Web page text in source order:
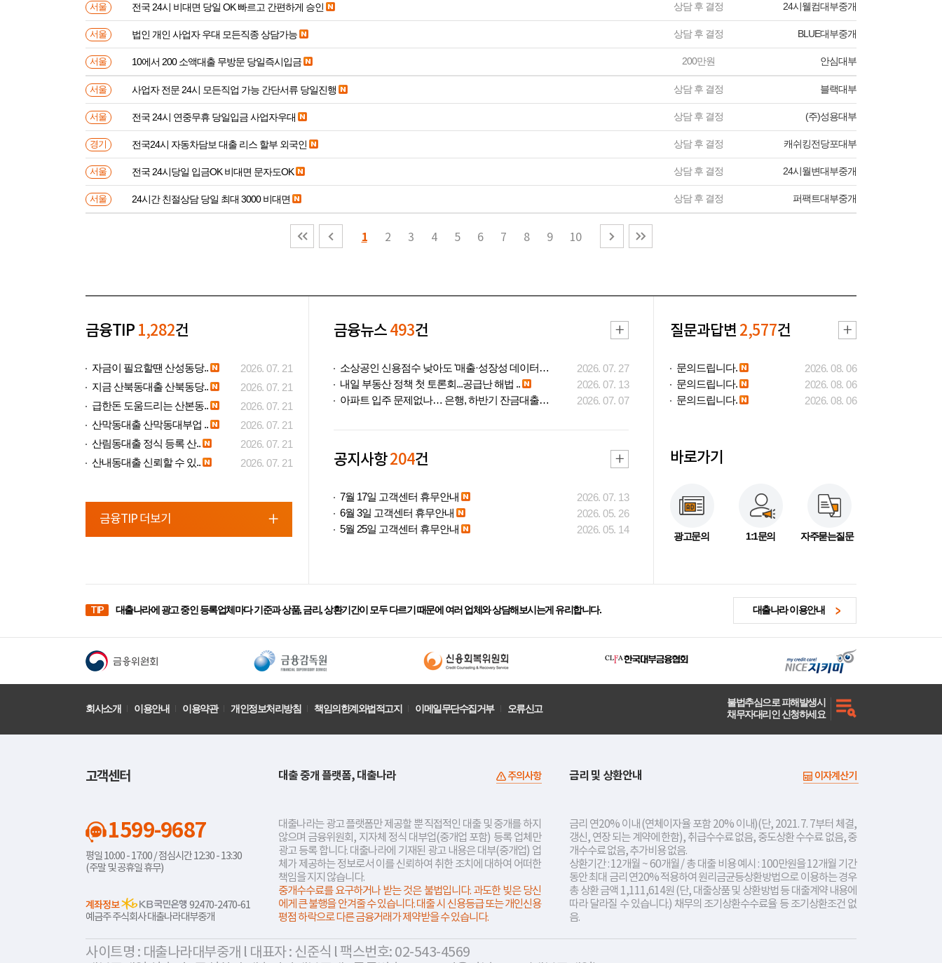
서울 전국 24시 비대면 당일 OK 빠르고 간편하게 승인 상담 후 결정 24시웰컴대부중개
서울 법인 개인 사업자 우대 모든직종 상담가능 상담 후 결정 BLUE대부중개
서울 10에서 200 소액대출 무방문 당일즉시입금 200만원 안심대부
서울 사업자 전문 24시 모든직업 가능 간단서류 당일진행 상담 후 결정 블랙대부
서울 전국 24시 연중무휴 당일입금 사업자우대 상담 후 결정 (주)성용대부
경기 전국24시 자동차담보 대출 리스 할부 외국인 상담 후 결정 캐쉬킹전당포대부
서울 전국 24시당일 입금OK 비대면 문자도OK 상담 후 결정 24시월변대부중개
서울 24시간 친절상담 당일 최대 3000 비대면 상담 후 결정 퍼팩트대부중개
1 2 3 4 5 6 7 8 9 10
금융TIP 1,282건
자금이 필요할땐 산성동당..
2026. 07. 21
지금 산북동대출 산북동당..
2026. 07. 21
급한돈 도움드리는 산본동..
2026. 07. 21
산막동대출 산막동대부업 ..
2026. 07. 21
산림동대출 정식 등록 산..
2026. 07. 21
산내동대출 신뢰할 수 있..
2026. 07. 21
금융TIP 더보기
금융뉴스493건
소상공인 신용점수 낮아도 '매출·성장성 데이터..
2026. 07. 27
내일 부동산 정책 첫 토론회...공급난 해법 ..
2026. 07. 13
아파트 입주 문제없나… 은행, 하반기 잔금대출..
2026. 07. 07
공지사항204건
7월 17일 고객센터 휴무안내
2026. 07. 13
6월 3일 고객센터 휴무안내
2026. 05. 26
5월 25일 고객센터 휴무안내
2026. 05. 14
질문과답변 2,577건
문의드립니다.
2026. 08. 06
문의드립니다.
2026. 08. 06
문의드립니다.
2026. 08. 06
바로가기
광고문의 1:1문의 자주묻는질문
TIP 대출나라에 광고 중인 등록업체마다 기준과 상품, 금리, 상환기간이 모두 다르기 때문에 여러 업체와 상담해보시는게 유리합니다. 대출나라 이용안내
회사소개 이용안내 이용약관 개인정보처리방침 책임의한계와법적고지 이메일무단수집거부 오류신고
불법추심으로 피해발생시
채무자대리인 신청하세요
고객센터
1599-9687
평일 10:00 - 17:00 / 점심시간 12:30 - 13:30
(주말 및 공휴일 휴무)
계좌정보
92470-2470-61
예금주 주식회사 대출나라대부중개
대출 중개 플랫폼, 대출나라 주의사항
대출나라는 광고 플랫폼만 제공할 뿐 직접적인 대출 및 중개를 하지
않으며 금융위원회, 지자체 정식 대부업(중개업 포함) 등록 업체만
광고 등록 합니다. 대출나라에 기재된 광고 내용은 대부(중개업) 업
체가 제공하는 정보로서 이를 신뢰하여 취한 조치에 대하여 어떠한
책임을 지지 않습니다.
중개수수료를 요구하거나 받는 것은 불법입니다. 과도한 빚은 당신
에게 큰 불행을 안겨줄 수 있습니다. 대출 시 신용등급 또는 개인신용
평점 하락으로 다른 금융거래가 제약받을 수 있습니다.
금리 및 상환안내 이자계산기
금리 연20% 이내 (연체이자율 포함 20% 이내)(단, 2021. 7. 7부터 체결,
갱신, 연장 되는 계약에 한함), 취급수수료 없음, 중도상환 수수료 없음, 중
개수수료 없음, 추가비용 없음.
상환기간 : 12개월 ~ 60개월 / 총 대출 비용 예시 : 100만원을 12개월 기간
동안 최대 금리 연20% 적용하여 원리금균등상환방법으로 이용하는 경우
총 상환 금액 1,111,614원 (단, 대출상품 및 상환방법 등 대출계약 내용에
따라 달라질 수 있습니다.) 채무의 조기상환수수료율 등 조기상환조건 없
음.
사이트명 : 대출나라대부중개 l 대표자 : 신준식 l 팩스번호: 02-543-4569